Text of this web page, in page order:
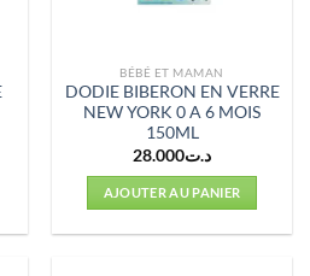
BÉBÉ ET MAMAN
DODIE BIBERON EN VERRE
NEW YORK 0 A 6 MOIS
150ML
د.ت28.000
AJOUTER AU PANIER